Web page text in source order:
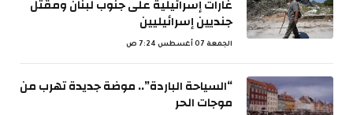
غارات إسرائيلية على جنوب لبنان ومقتل
جنديين إسرائيليين
الجمعة 07 أغسطس 7:24 ص
“السياحة الباردة”.. موضة جديدة تهرب من
موجات الحر